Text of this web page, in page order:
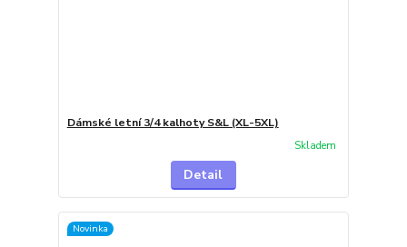
Dámské letní 3/4 kalhoty S&L (XL-5XL)
Skladem
Detail
Novinka